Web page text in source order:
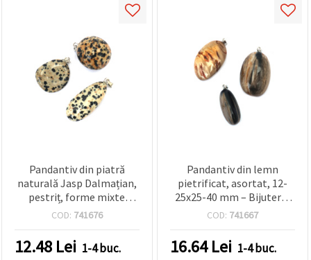
Pandantiv din piatră
naturală Jasp Dalmațian,
pestriț, forme mixte
(oval/rotund/lacrimă),
anou culoare argintie
COD: 741676
12.48 Lei 1-4 buc.
Pandantiv din lemn
pietrificat, asortat, 12-
25x25-40 mm – Bijuterie
din piatră naturală
COD: 741667
16.64Lei 1-4 buc.